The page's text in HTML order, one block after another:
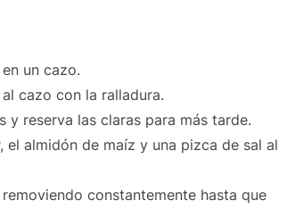
un cazo.
cazo con la ralladura.
y reserva las claras para más tarde.
el almidón de maíz y una pizca de sal al
constantemente hasta que